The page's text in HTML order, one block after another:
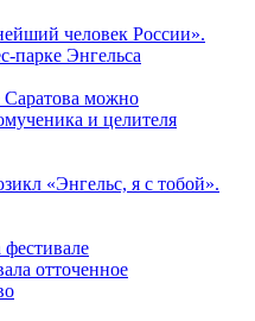
человек России».
парке Энгельса
Саратова можно
и целителя
«Энгельс, я с тобой».
отточенное